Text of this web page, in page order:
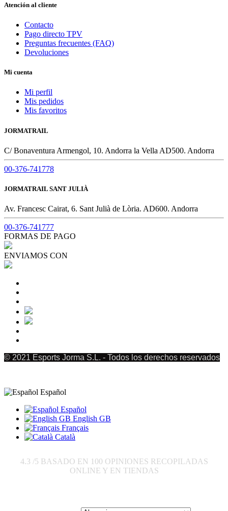
Atención al cliente
Contacto
Pago directo TPV
Preguntas frecuentes (FAQ)
Devoluciones
Mi cuenta
Mi perfil
Mis pedidos
Mis favoritos
JORMATRAIL
C/ Bonaventura Armengol, 10. Andorra la Vella AD500. Andorra
00-376-741778
JORMATRAIL SANT JULIÀ
Av. Francesc Cairat, 6. Sant Julià de Lòria. AD600. Andorra
00-376-741777
FORMAS DE PAGO
ENVIAMOS CON
© 2021 Esports Jorma S.L. - Todos los derechos reservados
Español
Español
English GB
Français
Català
4.3 /5 BASADO EN 100 OPINIONES RECOPILADAS
ONLINE Y EN TIENDAS